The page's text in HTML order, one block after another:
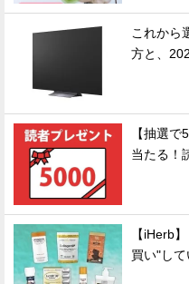
これから
方と、
【抽選
当たる！
【iHerb
買い"し